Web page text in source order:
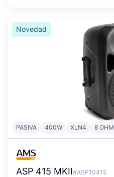
Novedad
PASIVA 400W XLN4 8 OHM
ASP 415 MKII#ASP10415